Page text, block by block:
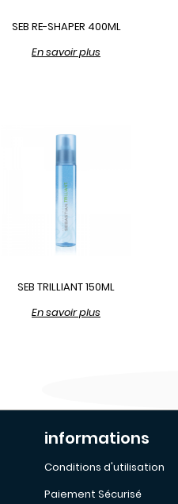
SEB RE-SHAPER 400ML
En savoir plus
SEB TRILLIANT 150ML
En savoir plus
informations
Conditions d'utilisation
Paiement Sécurisé